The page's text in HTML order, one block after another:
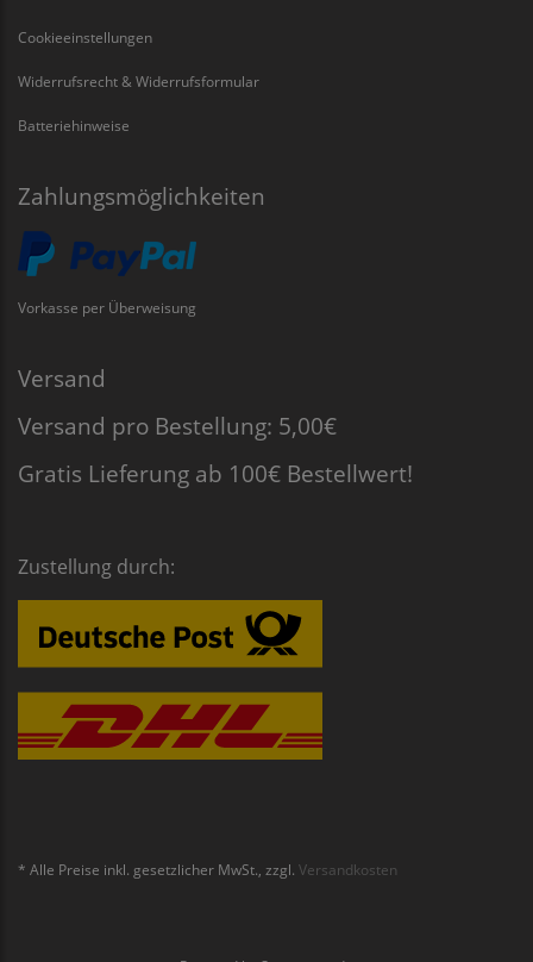
Cookieeinstellungen
Widerrufsrecht & Widerrufsformular
Batteriehinweise
Zahlungsmöglichkeiten
Vorkasse per Überweisung
Versand
Versand pro Bestellung: 5,00€
Gratis Lieferung ab 100€ Bestellwert!
Zustellung durch:
* Alle Preise inkl. gesetzlicher MwSt., zzgl. Versandkosten